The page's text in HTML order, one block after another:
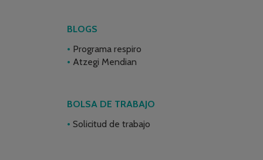
BLOGS
Programa respiro
Atzegi Mendian
BOLSA DE TRABAJO
Solicitud de trabajo